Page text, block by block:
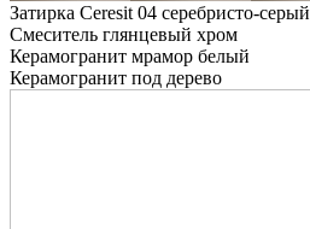
Затирка Ceresit 04 серебристо-серый
Смеситель глянцевый хром
Керамогранит мрамор белый
Керамогранит под дерево